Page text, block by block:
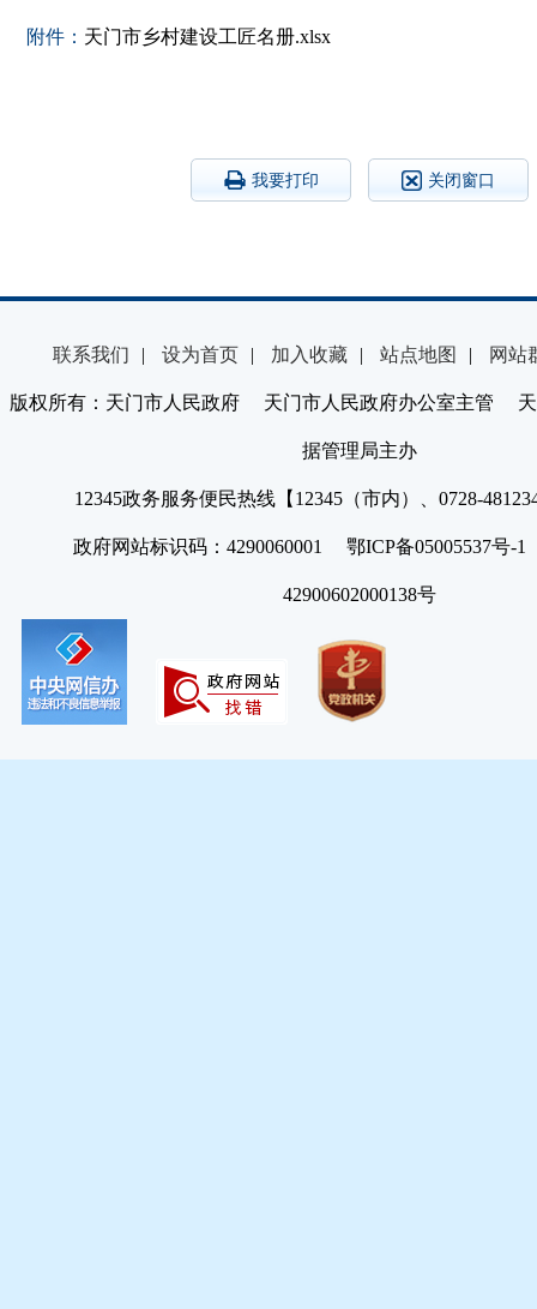
附件： 天门市乡村建设工匠名册.xlsx
我要打印 关闭窗口
联系我们 | 设为首页 | 加入收藏 | 站点地图 | 网站
版权所有：天门市人民政府 天门市人民政府办公室主管 天
据管理局主办
12345政务服务便民热线【12345（市内）、0728-
政府网站标识码：4290060001 鄂ICP备05005537号
42900602000138号